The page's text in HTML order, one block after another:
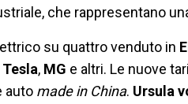
che rappresentano
su quattro venduto in
Tesla, MG e altri. Le nuove
auto made in China. Ursula